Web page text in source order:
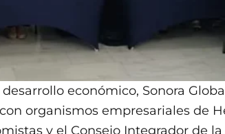
económico, Sonora
organismos empresariales de
y el Consejo Integrador de